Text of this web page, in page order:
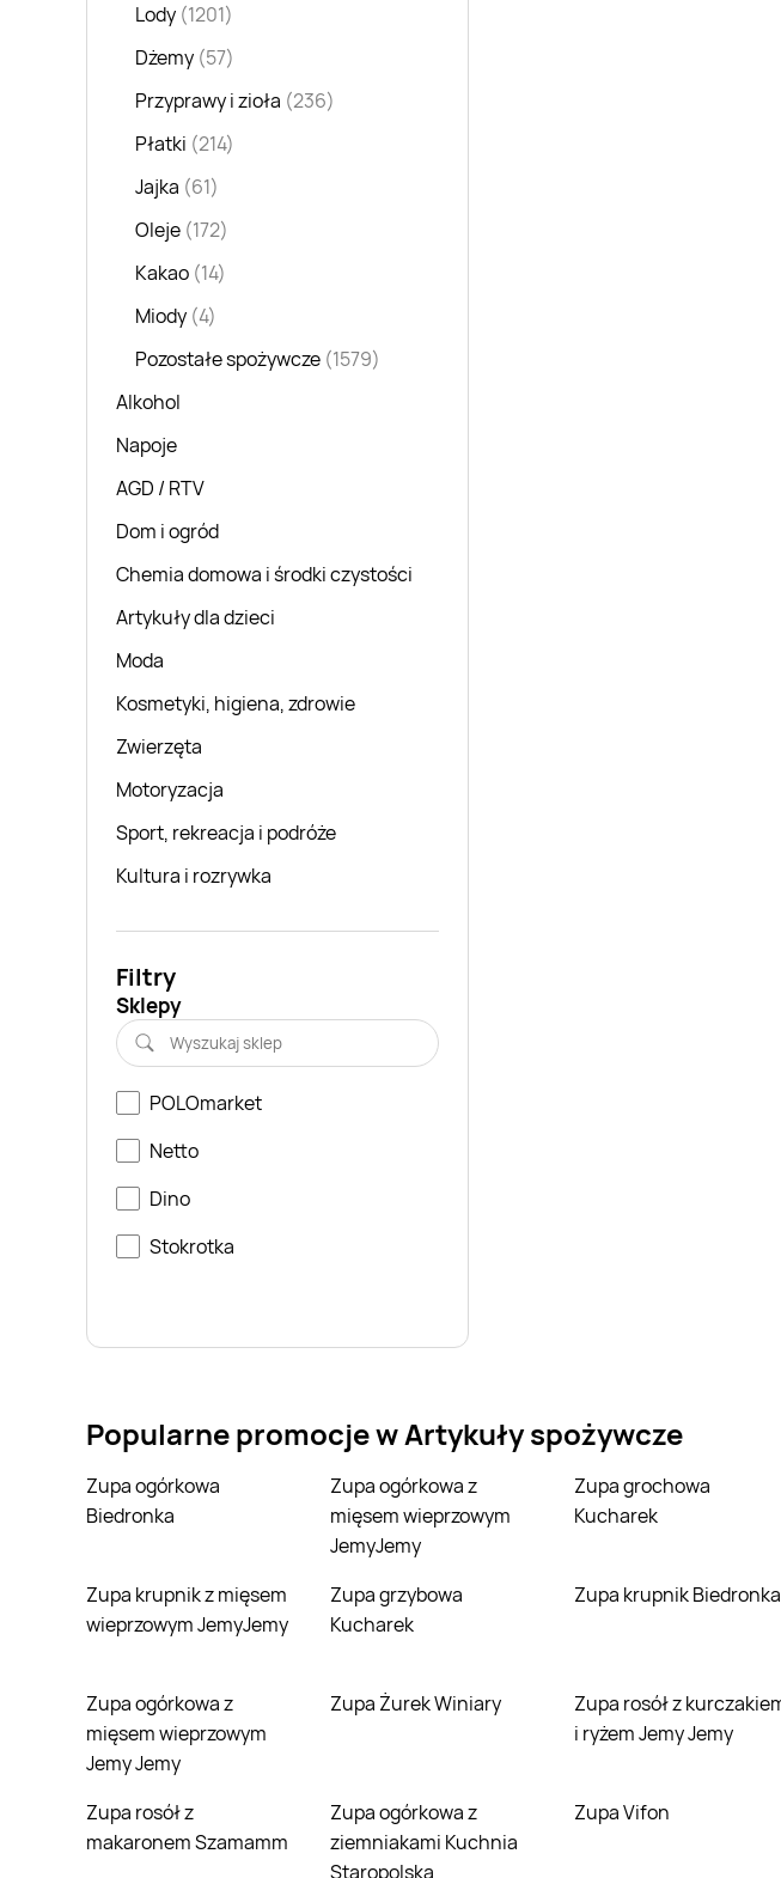
Lody (1201)
Dżemy (57)
Przyprawy i zioła (236)
Płatki (214)
Jajka (61)
Oleje (172)
Kakao (14)
Miody (4)
Pozostałe spożywcze (1579)
Alkohol
Napoje
AGD / RTV
Dom i ogród
Chemia domowa i środki czystości
Artykuły dla dzieci
Moda
Kosmetyki, higiena, zdrowie
Zwierzęta
Motoryzacja
Sport, rekreacja i podróże
Kultura i rozrywka
Filtry
Sklepy
POLOmarket
Netto
Dino
Stokrotka
Popularne promocje w Artykuły spożywcze
Zupa ogórkowa
Biedronka
Zupa ogórkowa z
mięsem wieprzowym
JemyJemy
Zupa grochowa
Kucharek
Zupa krupnik z mięsem
wieprzowym JemyJemy
Zupa grzybowa
Kucharek
Zupa krupnik Biedronka
Zupa ogórkowa z
mięsem wieprzowym
Jemy Jemy
Zupa Żurek Winiary
Zupa rosół z kurczakiem
i ryżem Jemy Jemy
Zupa rosół z
makaronem Szamamm
Zupa ogórkowa z
ziemniakami Kuchnia
Staropolska
Zupa Vifon